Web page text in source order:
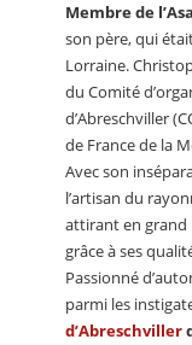
Membre de
son père, qui
Lorraine.
du Comité
d’Abreschviller
de France de la
Avec son
l’artisan du
attirant en grand
grâce à ses
Passionné
parmi les
d’Abreschviller